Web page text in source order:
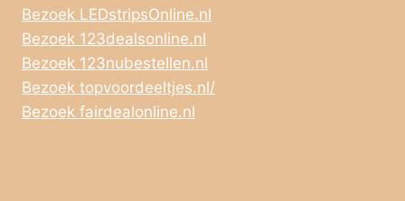
Bezoek LEDstripsOnline.nl
Bezoek 123dealsonline.nl
Bezoek 123nubestellen.nl
Bezoek topvoordeeltjes.nl/
Bezoek fairdealonline.nl